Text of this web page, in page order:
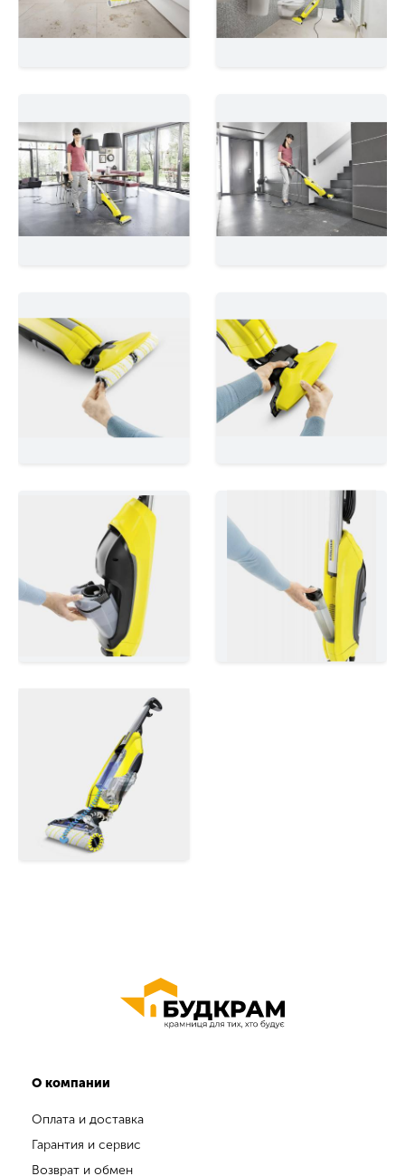
О компании
Оплата и доставка
Гарантия и сервис
Возврат и обмен